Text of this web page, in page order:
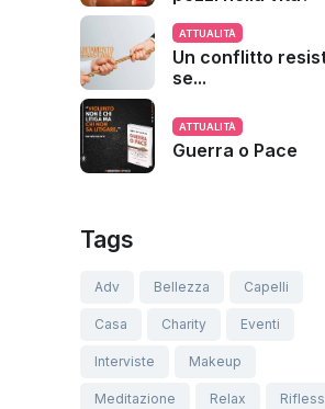
ATTUALITÀ
Un conflitto
se...
ATTUALITÀ
Guerra o Pace
Tags
Adv Bellezza Capelli
Casa Charity Eventi
Interviste Makeup
Meditazione Relax